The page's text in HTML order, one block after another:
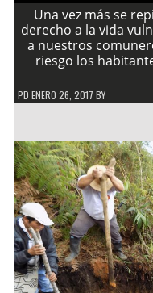
Una vez más se
derecho a la vida
a nuestros
riesgo los
PD ENERO 26, 2017 BY